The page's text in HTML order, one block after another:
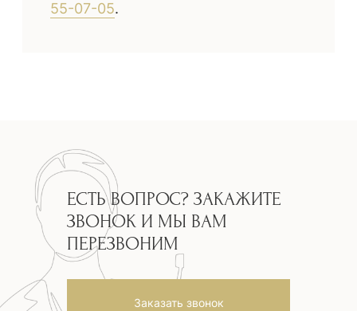
ЕСТЬ ВОПРОС? ЗАКАЖИТЕ
ЗВОНОК И МЫ ВАМ
ПЕРЕЗВОНИМ
Заказать звонок